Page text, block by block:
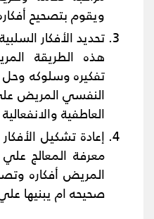
ويقوم بتصحيح
تحديد الأفكار
هذه الطريقة
تفكيره وسلوكه
النفسي المريض علي
العاطفية
إعادة تشكيل
معرفة المعالج
المريض أفكاره
صحيحه ام يبنيها